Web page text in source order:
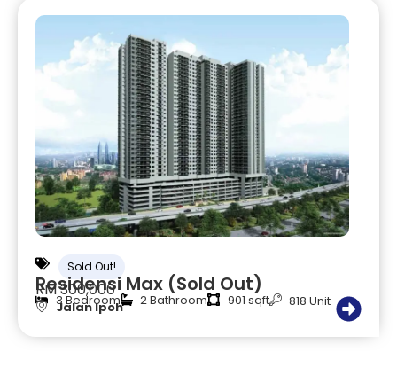
Sold Out!
Residensi Max (Sold Out)
RM 300,000
3 Bedroom 2 Bathroom 901 sqft 818 Unit
Jalan Ipoh